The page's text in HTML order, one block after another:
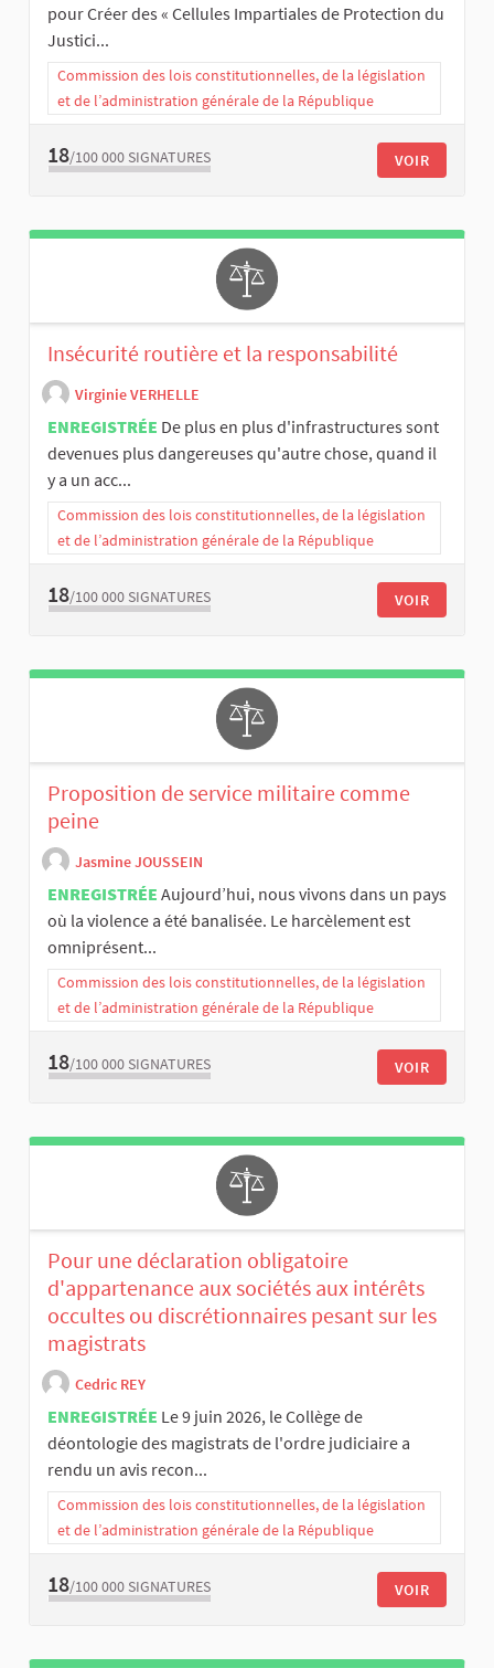
pour Créer des « Cellules Impartiales de Protection du
Justici...
Commission des lois constitutionnelles, de la législation
et de l’administration générale de la République
18/100 000 SIGNATURES VOIR
Insécurité routière et la responsabilité
Virginie VERHELLE
ENREGISTRÉE De plus en plus d'infrastructures sont
devenues plus dangereuses qu'autre chose, quand il
y a un acc...
Commission des lois constitutionnelles, de la législation
et de l’administration générale de la République
18/100 000 SIGNATURES VOIR
Proposition de service militaire comme
peine
Jasmine JOUSSEIN
ENREGISTRÉE Aujourd’hui, nous vivons dans un pays
où la violence a été banalisée. Le harcèlement est
omniprésent...
Commission des lois constitutionnelles, de la législation
et de l’administration générale de la République
18/100 000 SIGNATURES VOIR
Pour une déclaration obligatoire
d'appartenance aux sociétés aux intérêts
occultes ou discrétionnaires pesant sur les
magistrats
Cedric REY
ENREGISTRÉE Le 9 juin 2026, le Collège de
déontologie des magistrats de l'ordre judiciaire a
rendu un avis recon...
Commission des lois constitutionnelles, de la législation
et de l’administration générale de la République
18/100 000 SIGNATURES VOIR